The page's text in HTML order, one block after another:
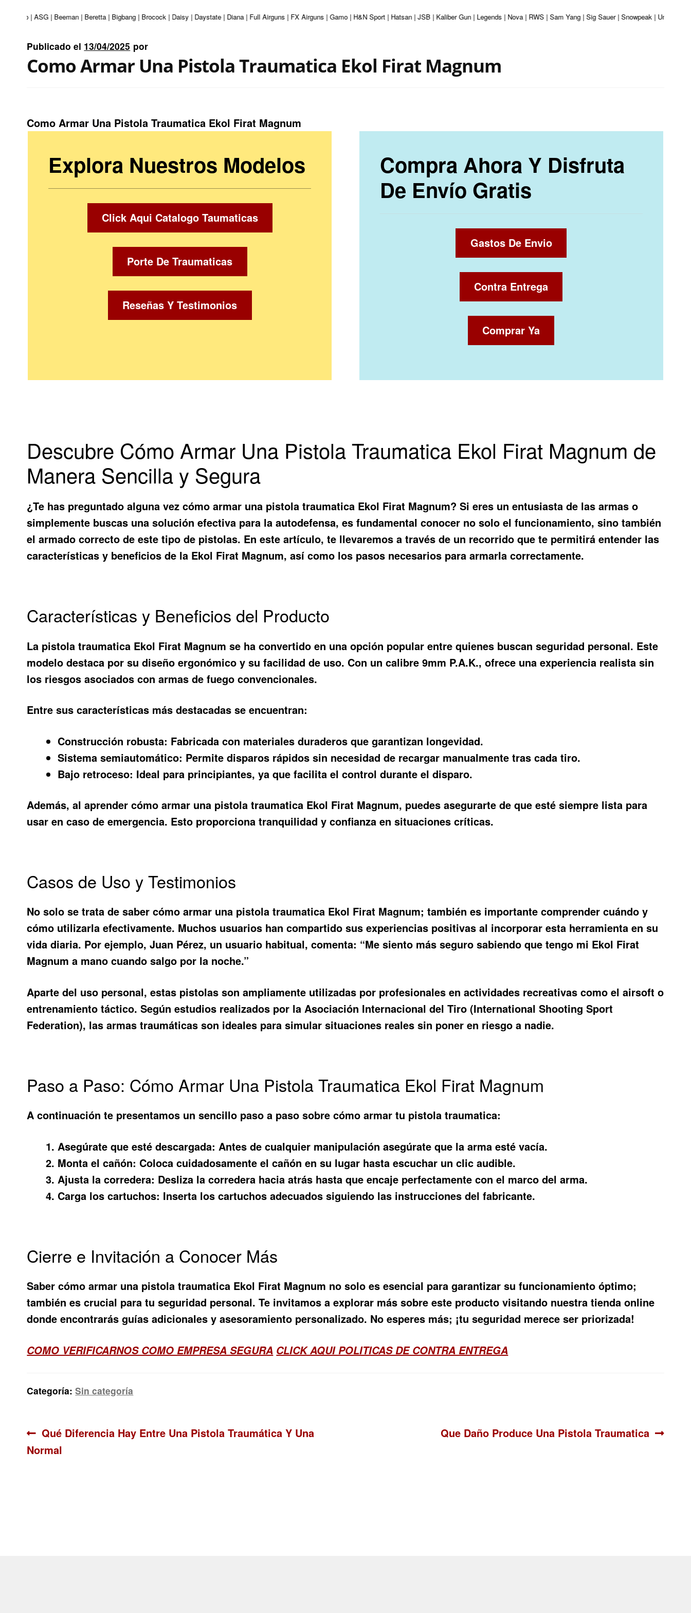
| ASG | Beeman | Beretta | Bigbang | Brocock | Daisy | Daystate | Diana | Full Airguns | FX Airguns | Gamo | H&N Sport | Hatsan | JSB | Kaliber Gun | Legends | Nova | RWS | Sam Yang | Sig Sauer | Snowpeak | Umarex |
Publicado el 13/04/2025 por
Como Armar Una Pistola Traumatica Ekol Firat Magnum
Como Armar Una Pistola Traumatica Ekol Firat Magnum
Explora Nuestros Modelos
Click Aqui Catalogo Taumaticas
Porte De Traumaticas
Reseñas Y Testimonios
Compra Ahora Y Disfruta
De Envío Gratis
Gastos De Envio
Contra Entrega
Comprar Ya
Descubre Cómo Armar Una Pistola Traumatica Ekol Firat Magnum de
Manera Sencilla y Segura
¿Te has preguntado alguna vez cómo armar una pistola traumatica Ekol Firat Magnum? Si eres un entusiasta de las armas o
simplemente buscas una solución efectiva para la autodefensa, es fundamental conocer no solo el funcionamiento, sino también
el armado correcto de este tipo de pistolas. En este artículo, te llevaremos a través de un recorrido que te permitirá entender las
características y beneficios de la Ekol Firat Magnum, así como los pasos necesarios para armarla correctamente.
Características y Beneficios del Producto
La pistola traumatica Ekol Firat Magnum se ha convertido en una opción popular entre quienes buscan seguridad personal. Este
modelo destaca por su diseño ergonómico y su facilidad de uso. Con un calibre 9mm P.A.K., ofrece una experiencia realista sin
los riesgos asociados con armas de fuego convencionales.
Entre sus características más destacadas se encuentran:
Construcción robusta: Fabricada con materiales duraderos que garantizan longevidad.
Sistema semiautomático: Permite disparos rápidos sin necesidad de recargar manualmente tras cada tiro.
Bajo retroceso: Ideal para principiantes, ya que facilita el control durante el disparo.
Además, al aprender cómo armar una pistola traumatica Ekol Firat Magnum, puedes asegurarte de que esté siempre lista para
usar en caso de emergencia. Esto proporciona tranquilidad y confianza en situaciones críticas.
Casos de Uso y Testimonios
No solo se trata de saber cómo armar una pistola traumatica Ekol Firat Magnum; también es importante comprender cuándo y
cómo utilizarla efectivamente. Muchos usuarios han compartido sus experiencias positivas al incorporar esta herramienta en su
vida diaria. Por ejemplo, Juan Pérez, un usuario habitual, comenta: “Me siento más seguro sabiendo que tengo mi Ekol Firat
Magnum a mano cuando salgo por la noche.”
Aparte del uso personal, estas pistolas son ampliamente utilizadas por profesionales en actividades recreativas como el airsoft o
entrenamiento táctico. Según estudios realizados por la Asociación Internacional del Tiro (International Shooting Sport
Federation), las armas traumáticas son ideales para simular situaciones reales sin poner en riesgo a nadie.
Paso a Paso: Cómo Armar Una Pistola Traumatica Ekol Firat Magnum
A continuación te presentamos un sencillo paso a paso sobre cómo armar tu pistola traumatica:
Asegúrate que esté descargada: Antes de cualquier manipulación asegúrate que la arma esté vacía.
Monta el cañón: Coloca cuidadosamente el cañón en su lugar hasta escuchar un clic audible.
Ajusta la corredera: Desliza la corredera hacia atrás hasta que encaje perfectamente con el marco del arma.
Carga los cartuchos: Inserta los cartuchos adecuados siguiendo las instrucciones del fabricante.
Cierre e Invitación a Conocer Más
Saber cómo armar una pistola traumatica Ekol Firat Magnum no solo es esencial para garantizar su funcionamiento óptimo;
también es crucial para tu seguridad personal. Te invitamos a explorar más sobre este producto visitando nuestra tienda online
donde encontrarás guías adicionales y asesoramiento personalizado. No esperes más; ¡tu seguridad merece ser priorizada!
COMO VERIFICARNOS COMO EMPRESA SEGURA CLICK AQUI POLITICAS DE CONTRA ENTREGA
Categoría:Sin categoría
Navegación
de
Anterior:
Qué Diferencia Hay Entre Una Pistola Traumática Y Una
Normal
Siguiente:
Que Daño Produce Una Pistola Traumatica